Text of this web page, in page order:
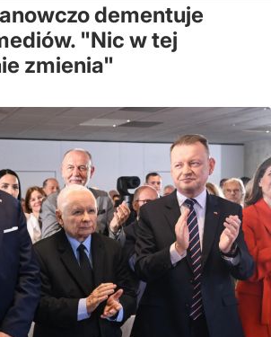
dementuje
"Nic w tej
zmienia"